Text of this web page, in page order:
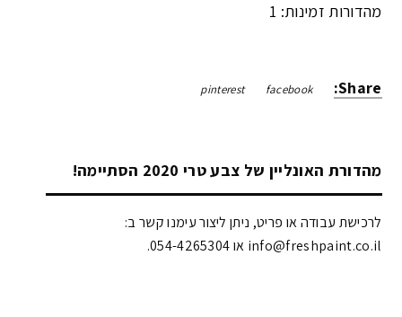
מהדורות זמינות: 1
Share:
facebook
pinterest
מהדורת האונליין של צבע טרי 2020 הסתיימה!
לרכישת עבודה או פריט, ניתן ליצור עימנו קשר ב:
info@freshpaint.co.il‏ או 054-4265304.